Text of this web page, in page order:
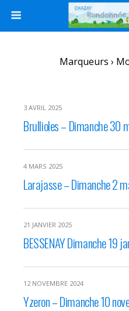
Marqueurs ›
3 AVRIL 2025
Brullioles – Dimanche 30
4 MARS 2025
Larajasse – Dimanche 2
21 JANVIER 2025
BESSENAY Dimanche 19
12 NOVEMBRE 2024
Yzeron – Dimanche 10